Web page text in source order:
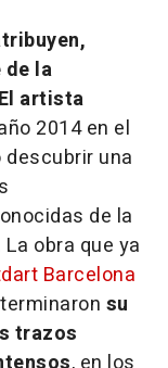
la
artista
2014 en el
descubrir una
de la
obra que ya
Barcelona
su
trazos